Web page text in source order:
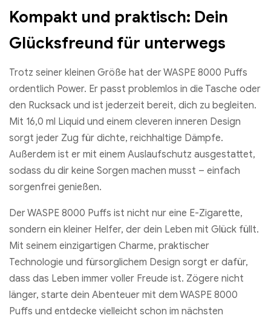
Kompakt und praktisch: Dein
Glücksfreund für unterwegs
Trotz seiner kleinen Größe hat der WASPE 8000 Puffs
ordentlich Power. Er passt problemlos in die Tasche oder
den Rucksack und ist jederzeit bereit, dich zu begleiten.
Mit 16,0 ml Liquid und einem cleveren inneren Design
sorgt jeder Zug für dichte, reichhaltige Dämpfe.
Außerdem ist er mit einem Auslaufschutz ausgestattet,
sodass du dir keine Sorgen machen musst – einfach
sorgenfrei genießen.
Der WASPE 8000 Puffs ist nicht nur eine E-Zigarette,
sondern ein kleiner Helfer, der dein Leben mit Glück füllt.
Mit seinem einzigartigen Charme, praktischer
Technologie und fürsorglichem Design sorgt er dafür,
dass das Leben immer voller Freude ist. Zögere nicht
länger, starte dein Abenteuer mit dem WASPE 8000
Puffs und entdecke vielleicht schon im nächsten